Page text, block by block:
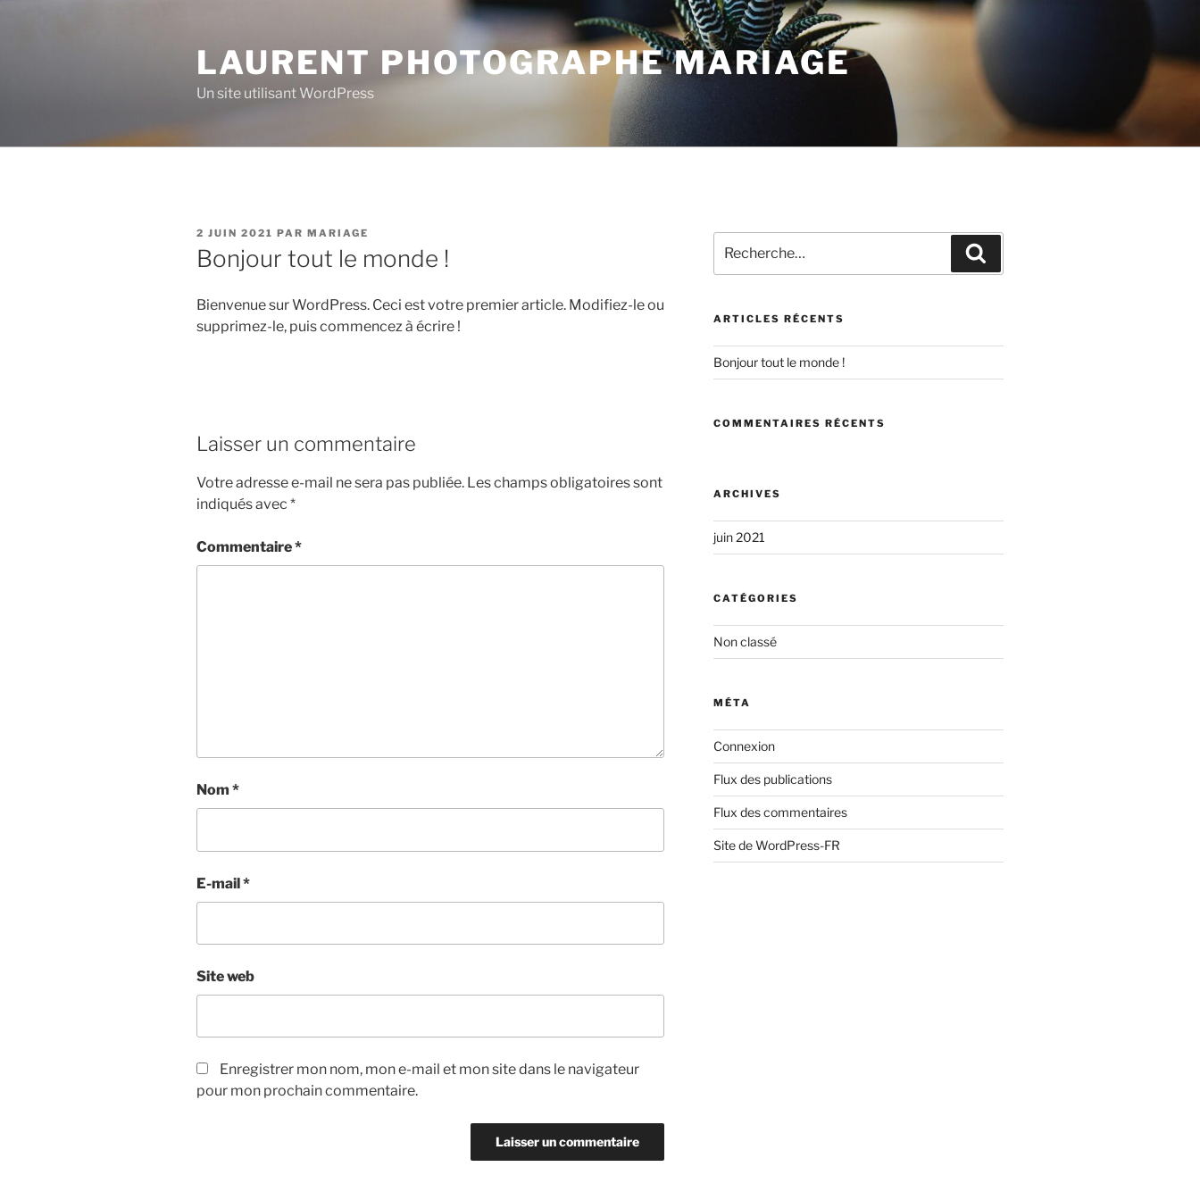
LAURENT PHOTOGRAPHE MARIAGE
Un site utilisant WordPress
PUBLIÉ
LE
2 JUIN 2021 PAR MARIAGE
Bonjour tout le monde !
Bienvenue sur WordPress. Ceci est votre premier article. Modifiez-le ou
supprimez-le, puis commencez à écrire !
Laisser un commentaire
Votre adresse e-mail ne sera pas publiée. Les champs obligatoires sont
indiqués avec *
Commentaire*
Nom *
E-mail*
Site web
Enregistrer mon nom, mon e-mail et mon site dans le navigateur
pour mon prochain commentaire.
pour
:
ARTICLES RÉCENTS
Bonjour tout le monde !
COMMENTAIRES RÉCENTS
ARCHIVES
juin 2021
CATÉGORIES
Non classé
MÉTA
Connexion
Flux des publications
Flux des commentaires
Site de WordPress-FR